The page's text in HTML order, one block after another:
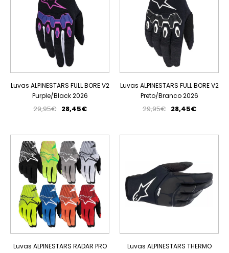
Luvas ALPINESTARS FULL BORE V2
Purple/Black 2026
29,95€ 28,45€
Luvas ALPINESTARS FULL BORE V2
Preto/Branco 2026
29,95€ 28,45€
PROMOÇÃO
Luvas ALPINESTARS RADAR PRO
Luvas ALPINESTARS THERMO